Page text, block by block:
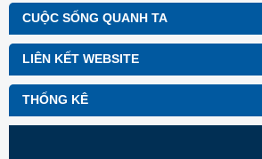
CUỘC SỐNG QUANH TA
LIÊN KẾT WEBSITE
THỐNG KÊ